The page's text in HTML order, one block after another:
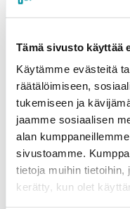
Tämä sivusto käyttää
Käytämme evästeitä
räätälöimiseen,
tukemiseen ja
jaamme sosiaalisen
alan
sivustoamme.
tietoja muihin tietoihin,
kerätty, kun olet
Sähköposti*
Puhelinnumero
Tuotteet
Valitse tuote ja syötä